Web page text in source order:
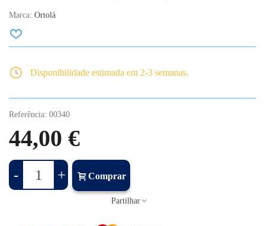
Marca: Ortolá
Disponibilidade estimada em 2-3 semanas.
Referência: 00340
44,00 €
- + Comprar
Partilhar